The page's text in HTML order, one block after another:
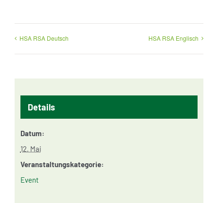
HSA RSA Deutsch HSA RSA Englisch
Details
Datum:
12. Mai
Veranstaltungskategorie:
Event